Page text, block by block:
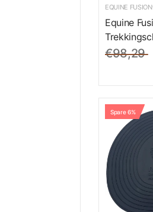
EQUINE
Equine
€98,29
Spare 6%